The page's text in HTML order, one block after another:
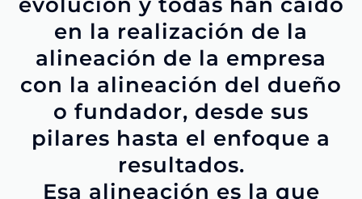
en la realización de la
alineación de la empresa
con la alineación del dueño
o fundador, desde sus
pilares hasta el enfoque a
resultados.
Esa alineación es la que